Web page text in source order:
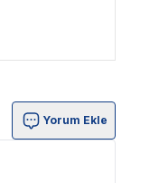
Yorum Ekle